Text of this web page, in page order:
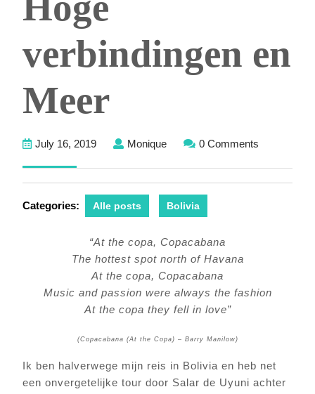
verbindingen en
Meer
July 16, 2019July
MoniqueMonique0 Comments
Categories: Alle posts Bolivia
“At the copa, Copacabana
The hottest spot north of Havana
At the copa, Copacabana
Music and passion were always the fashion
At the copa they fell in love”
(Copacabana (At the Copa) – Barry Manilow)
Ik ben halverwege mijn reis in Bolivia en heb net
een onvergetelijke tour door Salar de Uyuni achter